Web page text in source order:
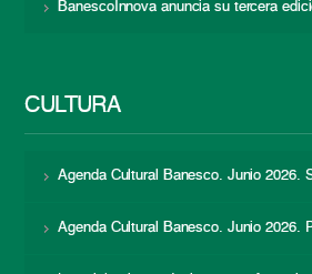
BanescoInnova anuncia su tercera
CULTURA
Agenda Cultural Banesco. Junio 2026.
Agenda Cultural Banesco. Junio 2026.